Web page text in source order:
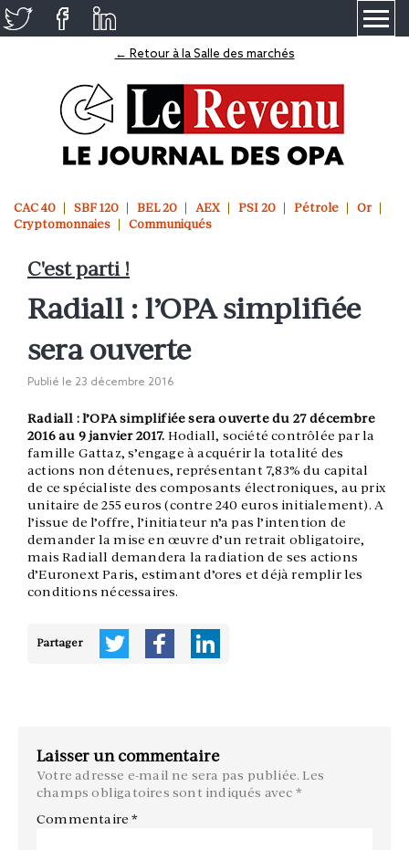
← Retour à la Salle des marchés
CAC 40 SBF 120 BEL 20 AEX PSI 20 Pétrole
Or
Cryptomonnaies
Communiqués
C'est parti !
Radiall : l’OPA simplifiée
sera ouverte
Publié le 23 décembre 2016
Radiall : l’OPA simplifiée sera ouverte du 27 décembre
2016 au 9 janvier 2017. Hodiall, société contrôlée par la
famille Gattaz, s’engage à acquérir la totalité des
actions non détenues, représentant 7,83% du capital
de ce spécialiste des composants électroniques, au prix
unitaire de 255 euros (contre 240 euros initialement). A
l’issue de l’offre, l’initiateur n’a pas l’intention de
demander la mise en œuvre d’un retrait obligatoire,
mais Radiall demandera la radiation de ses actions
d’Euronext Paris, estimant d’ores et déjà remplir les
conditions nécessaires.
Partager
Laisser un commentaire
Votre adresse e-mail ne sera pas publiée. Les
champs obligatoires sont indiqués avec *
Commentaire*